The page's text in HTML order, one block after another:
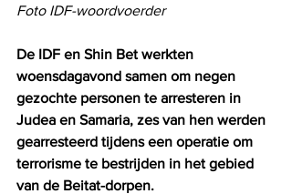
Foto IDF-woordvoerder
De IDF en Shin Bet werkten
woensdagavond samen om negen
gezochte personen te arresteren in
Judea en Samaria, zes van hen werden
gearresteerd tijdens een operatie om
terrorisme te bestrijden in het gebied
van de Beitat-dorpen.